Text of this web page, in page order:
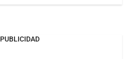
PUBLICIDAD